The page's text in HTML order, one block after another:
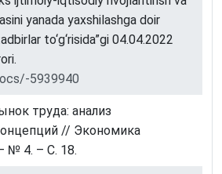
yanada yaxshilashga doir
to‘g‘risida”gi 04.04.2022
5939940
труда: анализ
// Экономика
№ 4. – С. 18.